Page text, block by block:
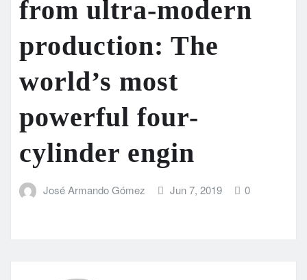
from ultra-modern
production: The
world’s most
powerful four-
cylinder engin
José Armando Gómez Jun 7, 2019 0